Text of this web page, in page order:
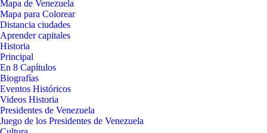
Mapa de Venezuela
Mapa para Colorear
Distancia ciudades
Aprender capitales
Historia
Principal
En 8 Capítulos
Biografías
Eventos Históricos
Videos Historia
Presidentes de Venezuela
Juego de los Presidentes de Venezuela